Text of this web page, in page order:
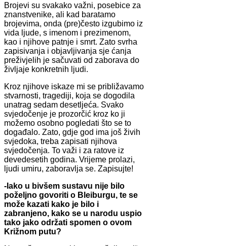
Brojevi su svakako važni, posebice za
znanstvenike, ali kad baratamo
brojevima, onda (pre)često izgubimo iz
vida ljude, s imenom i prezimenom,
kao i njihove patnje i smrt. Zato svrha
zapisivanja i objavljivanja sje ćanja
preživjelih je sačuvati od zaborava do
življaje konkretnih ljudi.
Kroz njihove iskaze mi se približavamo
stvarnosti, tragediji, koja se dogodila
unatrag sedam desetljeća. Svako
svjedočenje je prozorčić kroz ko ji
možemo osobno pogledati što se to
događalo. Zato, gdje god ima još živih
svjedoka, treba zapisati njihova
svjedočenja. To važi i za ratove iz
devedesetih godina. Vrijeme prolazi,
ljudi umiru, zaboravlja se. Zapisujte!
-Iako u bivšem sustavu nije bilo
poželjno govoriti o Bleiburgu, te se
može kazati kako je bilo i
zabranjeno, kako se u narodu uspio
tako jako održati spomen o ovom
Križnom putu?